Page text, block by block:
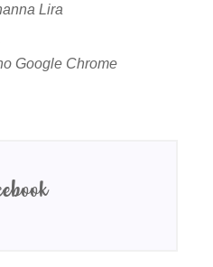
Lira
Google Chrome